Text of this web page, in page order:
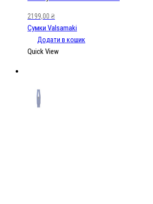
2199,00 ₴
Сумки Valsamaki
Додати в кошик
Quick View